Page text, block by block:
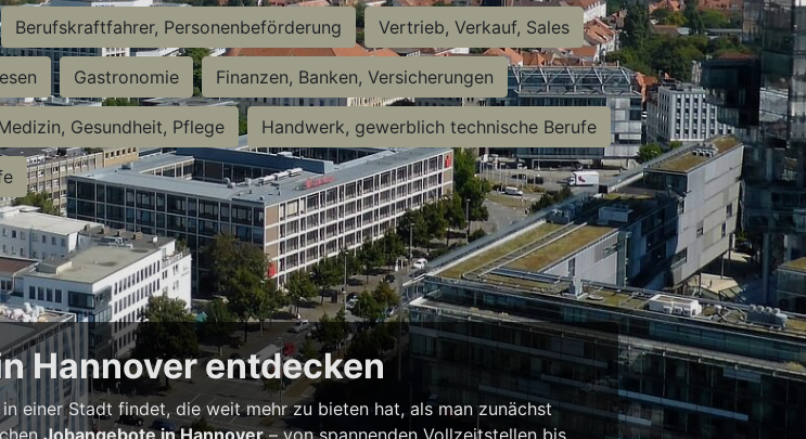
Berufskraftfahrer, Personenbeförderung Vertrieb, Verkauf, Sales
Gastronomie Finanzen, Banken, Versicherungen
Gesundheit, Pflege Handwerk, gewerblich technische Berufe
Hannover entdecken
einer Stadt findet, die weit mehr zu bieten hat, als man zunächst